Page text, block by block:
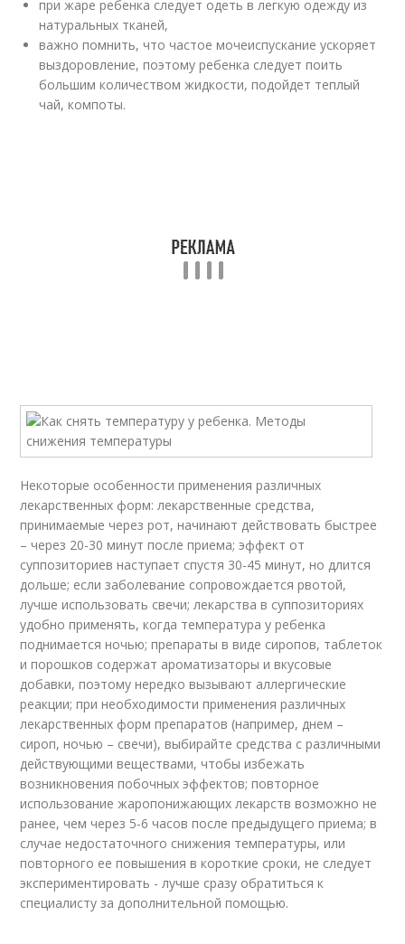
при жаре ребенка следует одеть в легкую одежду из
натуральных тканей,
важно помнить, что частое мочеиспускание ускоряет
выздоровление, поэтому ребенка следует поить
большим количеством жидкости, подойдет теплый
чай, компоты.
Некоторые особенности применения различных
лекарственных форм: лекарственные средства,
принимаемые через рот, начинают действовать быстрее
– через 20-30 минут после приема; эффект от
суппозиториев наступает спустя 30-45 минут, но длится
дольше; если заболевание сопровождается рвотой,
лучше использовать свечи; лекарства в суппозиториях
удобно применять, когда температура у ребенка
поднимается ночью; препараты в виде сиропов, таблеток
и порошков содержат ароматизаторы и вкусовые
добавки, поэтому нередко вызывают аллергические
реакции; при необходимости применения различных
лекарственных форм препаратов (например, днем –
сироп, ночью – свечи), выбирайте средства с различными
действующими веществами, чтобы избежать
возникновения побочных эффектов; повторное
использование жаропонижающих лекарств возможно не
ранее, чем через 5-6 часов после предыдущего приема; в
случае недостаточного снижения температуры, или
повторного ее повышения в короткие сроки, не следует
экспериментировать - лучше сразу обратиться к
специалисту за дополнительной помощью.